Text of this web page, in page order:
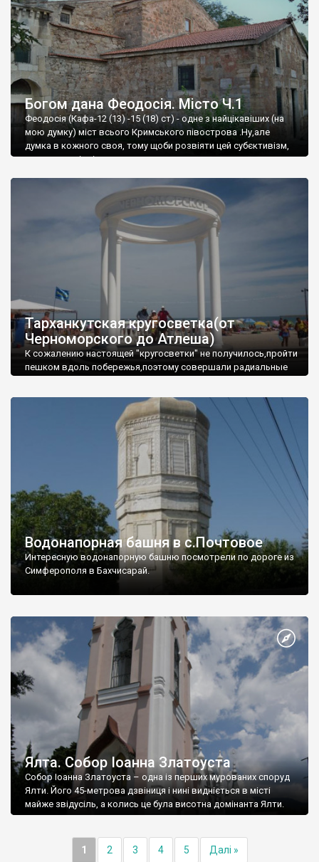
Богом дана Феодосія. Місто Ч.1
Феодосія (Кафа-12 (13) -15 (18) ст) - одне з найцікавіших (на
мою думку) міст всього Кримського півострова .Ну,але
думка в кожного своя, тому щоби розвіяти цей субєктивізм,
запрошую відвідати це
Тарханкутская кругосветка(от
Черноморского до Атлеша)
К сожалению настоящей "кругосветки" не получилось,пройти
пешком вдоль побережья,поэтому совершали радиальные
Водонапорная башня в с.Почтовое
Интересную водонапорную башню посмотрели по дороге из
Симферополя в Бахчисарай.
Ялта. Собор Іоанна Златоуста
Собор Іоанна Златоуста – одна із перших мурованих споруд
Ялти. Його 45-метрова дзвіниця і нині видніється в місті
майже звідусіль, а колись це була висотна домінанта Ялти.
1 2 3 4 5 Далі »